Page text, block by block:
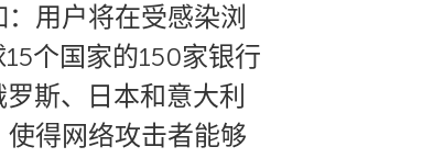
用户将在受感染浏
个国家的150家银行
斯、日本和意大利
得网络攻击者能够